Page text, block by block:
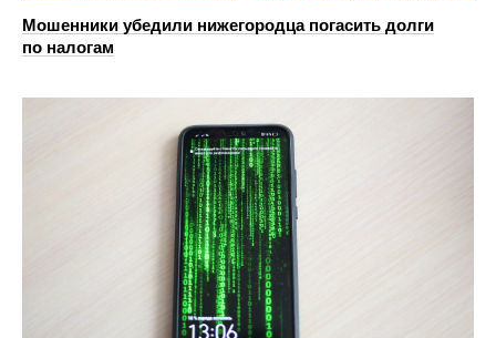
Мошенники убедили нижегородца погасить долги
по налогам